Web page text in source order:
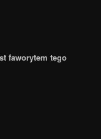
faworytem tego